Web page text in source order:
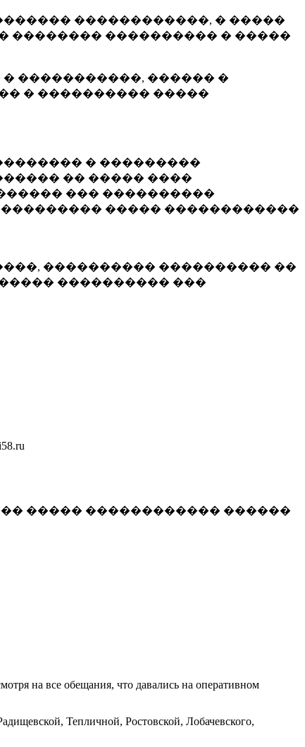
������������, � �����
�������� ���������� � �����
�����������, ������ �
� ���������� �����
� ���������
�� ����� ����
��� ����������
����� ������������
���������� ���������� ��
���������� ���
����� ������������ ������
на все обещания, что давались на оперативном
Тепличной, Ростовской, Лобачевского,